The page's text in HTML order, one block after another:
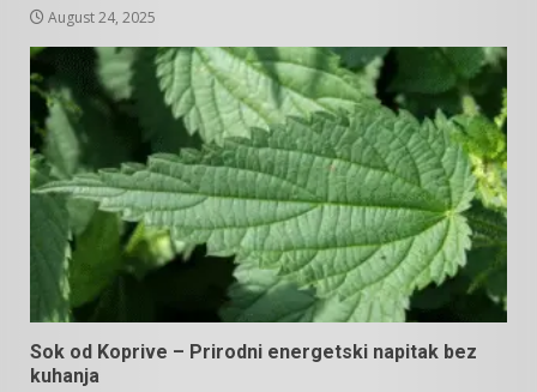
August 24, 2025
Sok od Koprive – Prirodni energetski napitak bez
kuhanja